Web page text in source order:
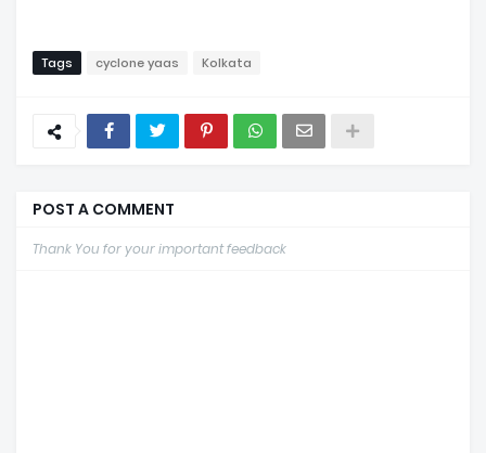
Tags cyclone yaas Kolkata
POST A COMMENT
Thank You for your important feedback